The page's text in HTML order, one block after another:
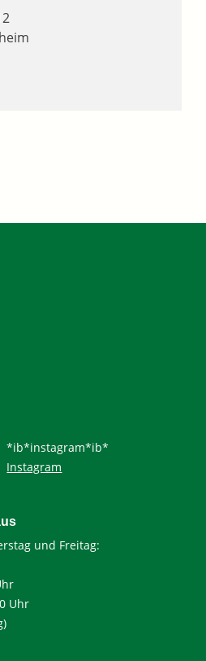
*ib*instagram*ib*
Instagram
und Freitag:
Uhr